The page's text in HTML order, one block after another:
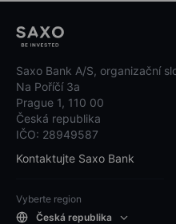
Saxo Bank A/S, organizační
Na Poříčí 3a
Prague 1, 110 00
Česká republika
IČO: 28949587
Kontaktujte Saxo Bank
Vyberte region
Česká republika